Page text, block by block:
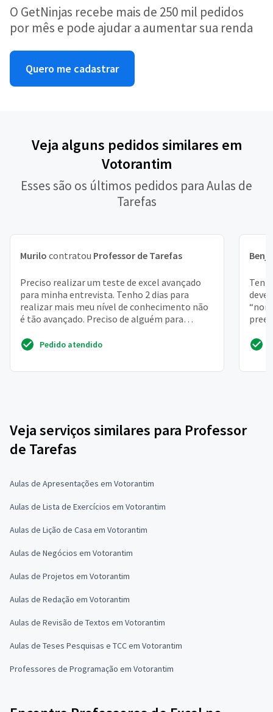
O GetNinjas recebe mais de 250 mil pedidos
por mês e pode ajudar a aumentar sua renda
Quero me cadastrar
Veja alguns pedidos similares em
Votorantim
Esses são os últimos pedidos para Aulas de
Tarefas
Murilo contratou Professor de Tarefas
Preciso realizar um teste de excel avançado
para minha entrevista. Tenho 2 dias para
realizar mais meu nível de conhecimento não
é tão avançado. Preciso de alguém para
Pedido atendido
deve
Veja serviços similares para Professor
de Tarefas
Aulas de Apresentações em Votorantim
Aulas de Lista de Exercícios em Votorantim
Aulas de Lição de Casa em Votorantim
Aulas de Negócios em Votorantim
Aulas de Projetos em Votorantim
Aulas de Redação em Votorantim
Aulas de Revisão de Textos em Votorantim
Aulas de Teses Pesquisas e TCC em Votorantim
Professores de Programação em Votorantim